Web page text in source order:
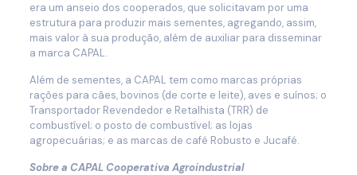
era um anseio dos cooperados, que solicitavam por uma
estrutura para produzir mais sementes, agregando, assim,
mais valor à sua produção, além de auxiliar para disseminar
a marca CAPAL.
Além de sementes, a CAPAL tem como marcas próprias
rações para cães, bovinos (de corte e leite), aves e suínos; o
Transportador Revendedor e Retalhista (TRR) de
combustível; o posto de combustível; as lojas
agropecuárias; e as marcas de café Robusto e Jucafé.
Sobre a CAPAL Cooperativa Agroindustrial